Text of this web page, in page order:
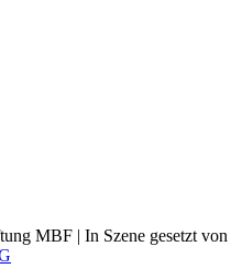
MBF | In Szene gesetzt von